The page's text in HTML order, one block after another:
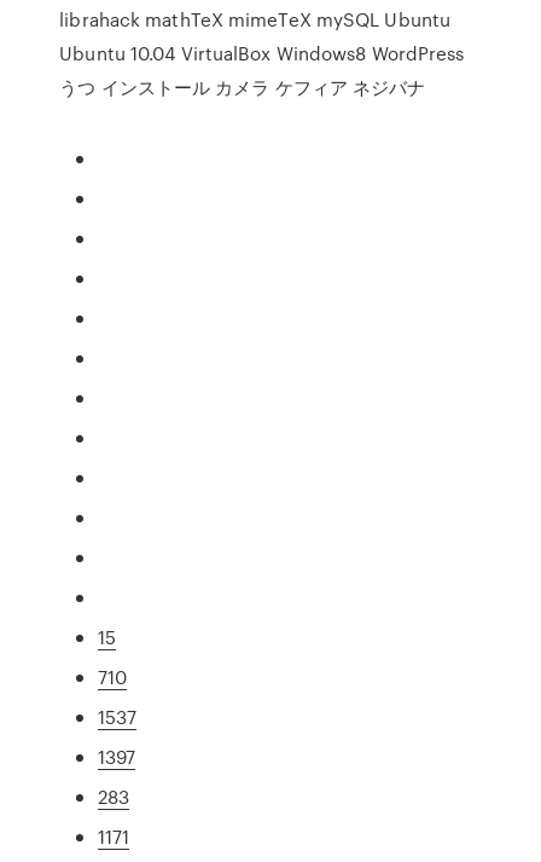
librahack mathTeX mimeTeX mySQL Ubuntu
Ubuntu 10.04 VirtualBox Windows8 WordPress
うつ インストール カメラ ケフィア ネジバナ
15
710
1537
1397
283
1171